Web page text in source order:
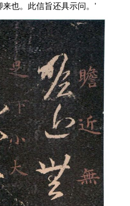
也。此信旨还具示问。’